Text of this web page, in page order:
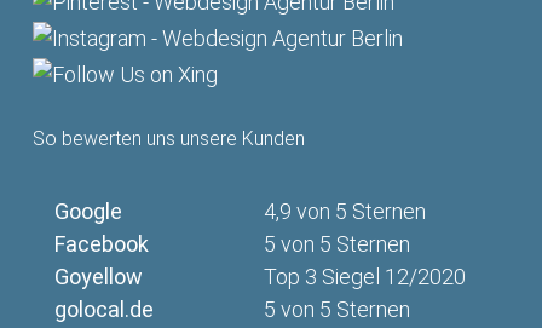
So bewerten uns unsere Kunden
Google
Facebook
Goyellow
golocal.de
4,9 von 5 Sternen
5 von 5 Sternen
Top 3 Siegel 12/2020
5 von 5 Sternen